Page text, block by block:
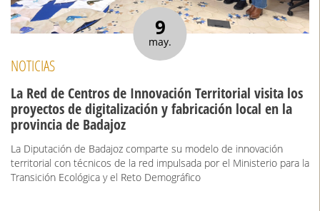
9
may.
NOTICIAS
La Red de Centros de Innovación Territorial visita los
proyectos de digitalización y fabricación local en la
provincia de Badajoz
La Diputación de Badajoz comparte su modelo de innovación
territorial con técnicos de la red impulsada por el Ministerio para la
Transición Ecológica y el Reto Demográfico